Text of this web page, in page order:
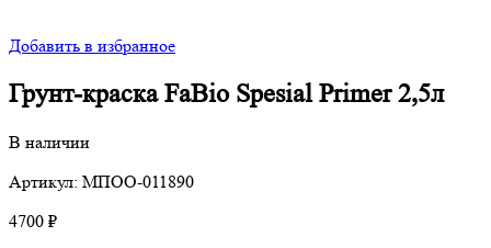
Добавить в избранное
Грунт-краска FaBio Spesial Primer 2,5л
В наличии
Артикул: МПОО-011890
4700 ₽